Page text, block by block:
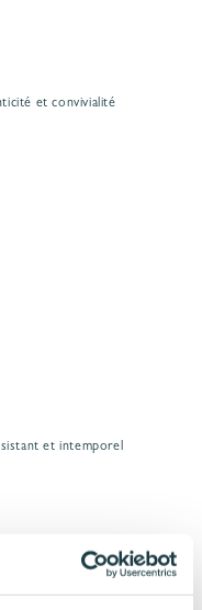
et convivialité
et intemporel